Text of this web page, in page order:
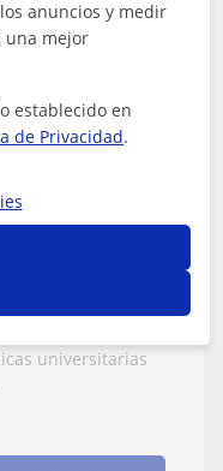
como de
universitarias
anuncios y medir
una mejor
establecido en
de Privacidad.